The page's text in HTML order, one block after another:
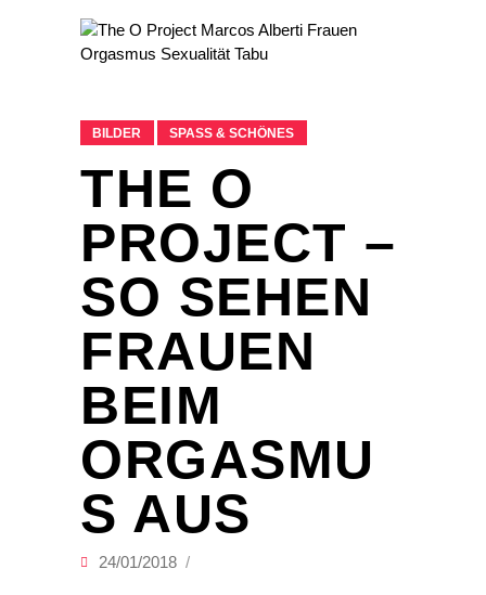
BILDER SPASS & SCHÖNES
THE O
PROJECT –
SO SEHEN
FRAUEN
BEIM
ORGASMU
S AUS
24/01/2018